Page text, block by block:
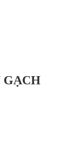
GẠCH